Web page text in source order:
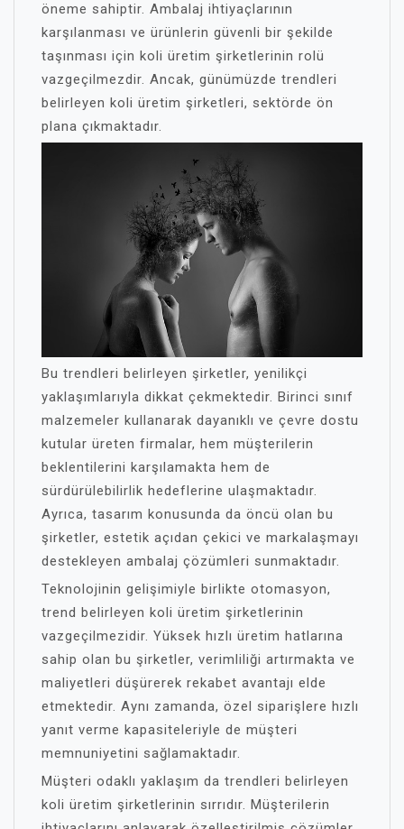
öneme sahiptir. Ambalaj ihtiyaçlarının
karşılanması ve ürünlerin güvenli bir şekilde
taşınması için koli üretim şirketlerinin rolü
vazgeçilmezdir. Ancak, günümüzde trendleri
belirleyen koli üretim şirketleri, sektörde ön
plana çıkmaktadır.
Bu trendleri belirleyen şirketler, yenilikçi
yaklaşımlarıyla dikkat çekmektedir. Birinci sınıf
malzemeler kullanarak dayanıklı ve çevre dostu
kutular üreten firmalar, hem müşterilerin
beklentilerini karşılamakta hem de
sürdürülebilirlik hedeflerine ulaşmaktadır.
Ayrıca, tasarım konusunda da öncü olan bu
şirketler, estetik açıdan çekici ve markalaşmayı
destekleyen ambalaj çözümleri sunmaktadır.
Teknolojinin gelişimiyle birlikte otomasyon,
trend belirleyen koli üretim şirketlerinin
vazgeçilmezidir. Yüksek hızlı üretim hatlarına
sahip olan bu şirketler, verimliliği artırmakta ve
maliyetleri düşürerek rekabet avantajı elde
etmektedir. Aynı zamanda, özel siparişlere hızlı
yanıt verme kapasiteleriyle de müşteri
memnuniyetini sağlamaktadır.
Müşteri odaklı yaklaşım da trendleri belirleyen
koli üretim şirketlerinin sırrıdır. Müşterilerin